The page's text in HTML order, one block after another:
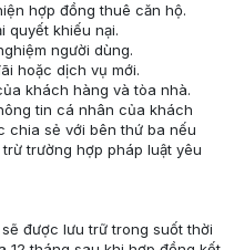
hợp đồng thuê căn hộ.
quyết khiếu nại.
người dùng.
hoặc dịch vụ mới.
khách hàng và tòa nhà.
tin cá nhân của khách
chia sẻ với bên thứ ba nếu
trường hợp pháp luật yêu
được lưu trữ trong suốt thời